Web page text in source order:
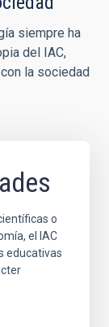
siempre ha
del IAC,
la sociedad
o
el IAC
educativas